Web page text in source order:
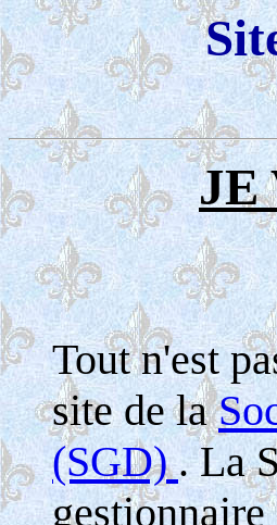
JE
Tout n'est
site de la
(SGD). La
gestionnaire